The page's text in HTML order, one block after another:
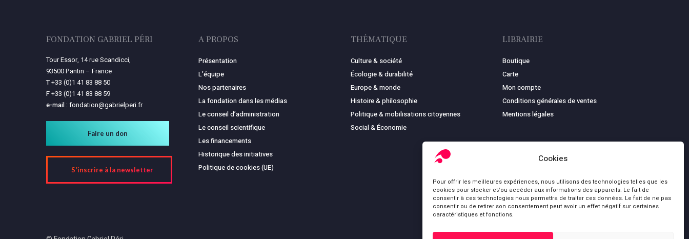
Cookies
Pour offrir les meilleures expériences, nous utilisons des technologies telles que les
cookies pour stocker et/ou accéder aux informations des appareils. Le fait de
consentir à ces technologies nous permettra de traiter ces données. Le fait de ne pas
consentir ou de retirer son consentement peut avoir un effet négatif sur certaines
caractéristiques et fonctions.
Sous-total :
FONDATION GABRIEL PÉRI
Tour Essor, 14 rue Scandicci,
93500 Pantin – France
T+33 (0)1 41 83 88 50
F+33 (0)1 41 83 88 59
e-mail : fondation@gabrielperi.fr
Faire un don
S'inscrire à la newsletter
A PROPOS
Présentation
L’équipe
Nos partenaires
La fondation dans les médias
Le conseil d’administration
Le conseil scientifique
Les financements
Historique des initiatives
Politique de cookies (UE)
THÉMATIQUE
Culture & société
Écologie & durabilité
Europe & monde
Histoire & philosophie
Politique & mobilisations citoyennes
Social & Économie
LIBRAIRIE
Boutique
Carte
Mon compte
Conditions générales de ventes
Mentions légales